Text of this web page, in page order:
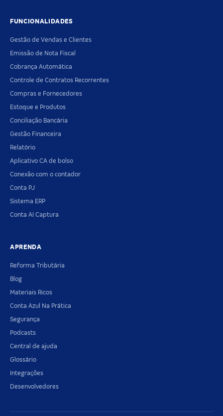
FUNCIONALIDADES
Gestão de Vendas e Clientes
Emissão de Nota Fiscal
Cobrança Automática
Controle de Contratos Recorrentes
Compras e Fornecedores
Estoque e Produtos
Conciliação Bancária
Gestão Financeira
Relatório
Aplicativo CA de bolso
Conexão com o contador
Conta PJ
Sistema ERP
Conta AI Captura
APRENDA
Reforma Tributária
Blog
Materiais Ricos
Conta Azul Na Prática
Segurança
Podcasts
Central de ajuda
Glossário
Integrações
Desenvolvedores